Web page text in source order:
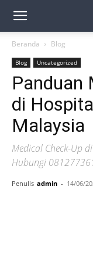
Beranda Blog
Blog Uncategorized
Panduan
di
Malaysia
Medical Check-Up
Hubungi
Penulis admin - 14/06/